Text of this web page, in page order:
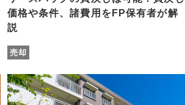
価格や条件、諸費用をFP保有者が解
説
売却